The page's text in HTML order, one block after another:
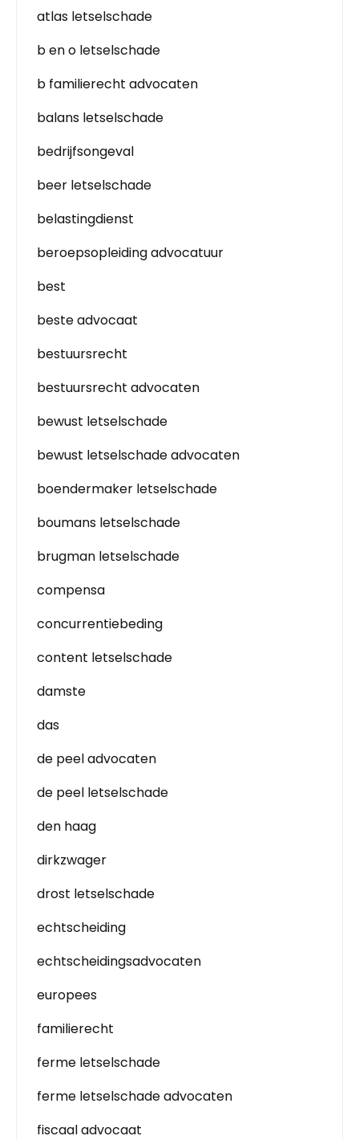
atlas letselschade
b en o letselschade
b familierecht advocaten
balans letselschade
bedrijfsongeval
beer letselschade
belastingdienst
beroepsopleiding advocatuur
best
beste advocaat
bestuursrecht
bestuursrecht advocaten
bewust letselschade
bewust letselschade advocaten
boendermaker letselschade
boumans letselschade
brugman letselschade
compensa
concurrentiebeding
content letselschade
damste
das
de peel advocaten
de peel letselschade
den haag
dirkzwager
drost letselschade
echtscheiding
echtscheidingsadvocaten
europees
familierecht
ferme letselschade
ferme letselschade advocaten
fiscaal advocaat